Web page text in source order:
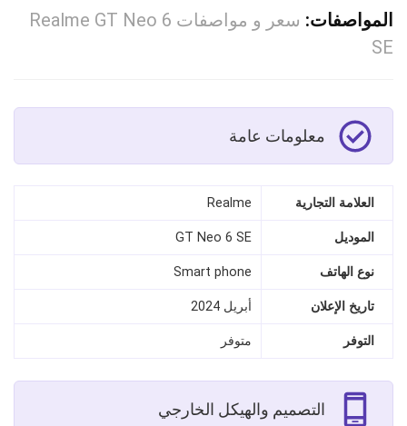
المواصفات:
سعر و مواصفات Realme GT Neo 6
SE
معلومات عامة
العلامة التجارية Realme
الموديل GT Neo 6 SE
نوع الهاتف Smart phone
تاريخ الإعلان أبريل 2024
التوفر متوفر
التصميم والهيكل الخارجي